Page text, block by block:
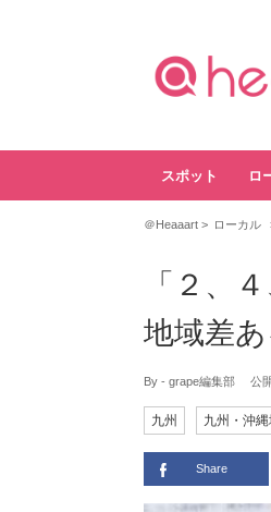
スポット ロ
＠Heaaart ローカル
「２、
地域差
By - grape編集部 公開
九州 九州・沖
Share